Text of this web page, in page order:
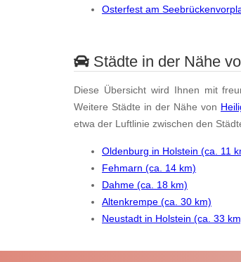
Osterfest am
Städte in der Nähe
Diese Übersicht wird Ihnen mit
Weitere Städte in der Nähe von
etwa der Luftlinie zwischen den
Oldenburg in Holstein (ca. 11
Fehmarn (ca. 14 km)
Dahme (ca. 18 km)
Altenkrempe (ca. 30 km)
Neustadt in Holstein (ca. 33